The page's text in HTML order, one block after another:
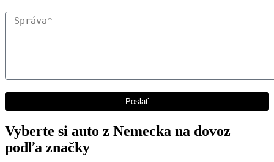
Vyberte si auto z Nemecka na dovoz
podľa značky